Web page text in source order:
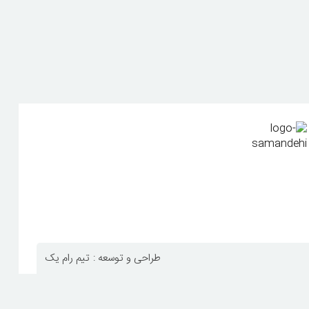
تیم رام یک طراحی و توسعه :